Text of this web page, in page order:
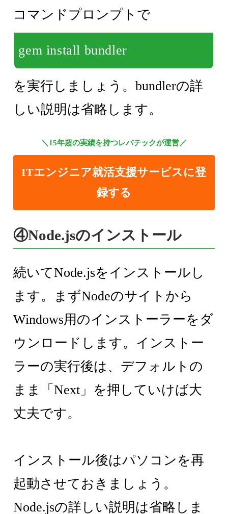
コマンドプロンプトで
gem install bundler
を実行しましょう。bundlerの詳
しい説明は省略します。
＼15年超の実績を持つレバテックが運営／
ITエンジニア就活支援サービスに登
録する
④Node.jsのインストール
続いてNode.jsをインストールし
ます。まずNodeのサイトから
Windows用のインストーラーをダ
ウンロードします。インストー
ラーの実行後は、デフォルトの
まま「Next」を押していけば大
丈夫です。
インストール後はパソコンを再
起動させておきましょう。
Node.jsの詳しい説明は省略しま